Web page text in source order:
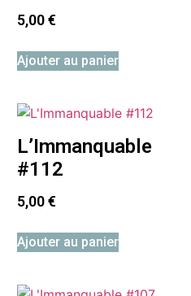
5,00€
Ajouter au panier
L’Immanquable
#112
5,00€
Ajouter au panier